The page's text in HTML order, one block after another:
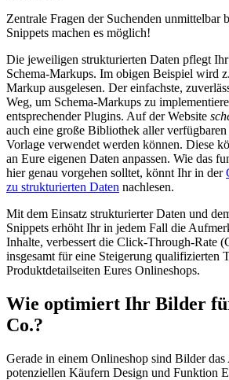
Zentrale Fragen der Suchenden unmittelbar
Snippets machen es möglich!
Die jeweiligen strukturierten Daten pflegt Ihr
Schema-Markups. Im obigen Beispiel wird
Markup ausgelesen. Der einfachste,
Weg, um Schema-Markups zu
entsprechender Plugins. Auf der Website
auch eine große Bibliothek aller
Vorlage verwendet werden können. Diese
an Eure eigenen Daten anpassen. Wie das
hier genau vorgehen solltet, könnt Ihr in der
zu strukturierten Daten nachlesen.
Mit dem Einsatz strukturierter Daten und
Snippets erhöht Ihr in jedem Fall die
Inhalte, verbessert die Click-Through-Rate
insgesamt für eine Steigerung qualifizierten
Produktdetailseiten Eures Onlineshops.
Wie optimiert Ihr Bilder
Co.?
Gerade in einem Onlineshop sind Bilder
potenziellen Käufern Design und Funktion